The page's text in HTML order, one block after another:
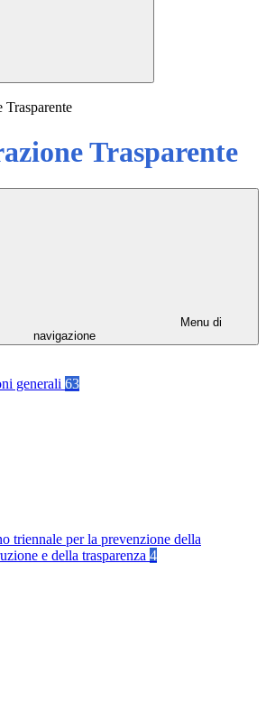
Trasparente
Menu di
navigazione
generali 63
triennale per la prevenzione della
e della trasparenza 4